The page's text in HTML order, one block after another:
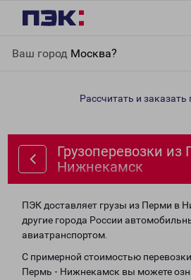
Ваш город Москва?
Нижнекамск
Рассчитать и заказать
Грузоперевозки из
Нижнекамск
ПЭК доставляет грузы из Перми в
другие города России
авиатранспортом.
С примерной стоимостью
Пермь - Нижнекамск вы можете